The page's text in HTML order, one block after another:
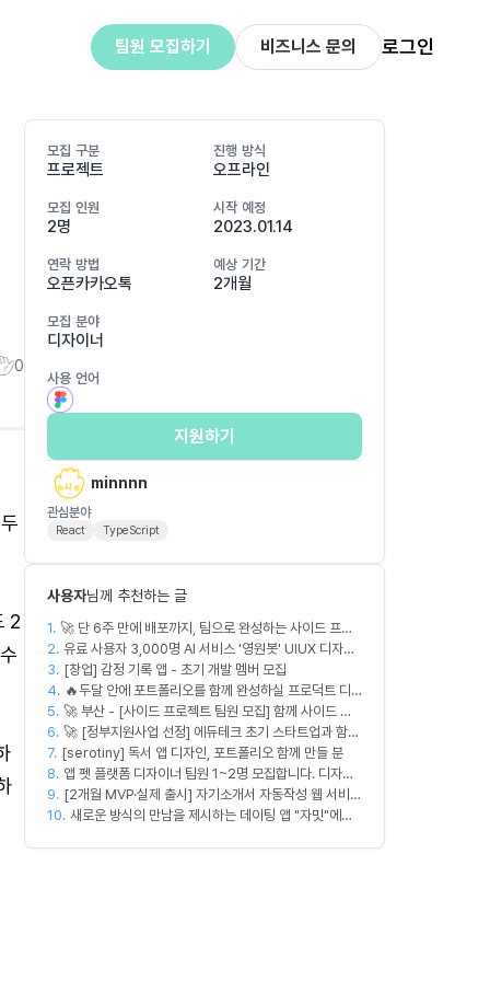
팀원 모집하기 비즈니스 문의 로그인
0
2
모집 구분
프로젝트
진행 방식
오프라인
모집 인원
2명
시작 예정
2023.01.14
연락 방법
오픈카카오톡
예상 기간
2개월
모집 분야
디자이너
사용 언어
지원하기
minnnn
관심분야
React TypeScript
사용자님께 추천하는 글
1. 🚀 단 6주 만에 배포까지, 팀으로 완성하는 사이드 프로
젝트 [스위프 웹 15기] 🚀
2. 유료 사용자 3,000명 AI 서비스 '영원봇' UIUX 디자인
팀원 모집
3. [창업] 감정 기록 앱 - 초기 개발 멤버 모집
4. 🔥두달 안에 포트폴리오를 함께 완성하실 프로덕트 디
자이너를 찾습니다!🔥
5. 🚀 부산 - [사이드 프로젝트 팀원 모집] 함께 사이드 프
로젝트 진행할 팀원 모집합니다. 🚀
6. 🚀 [정부지원사업 선정] 에듀테크 초기 스타트업과 함께
할 디자이너/기획자/마케터 크루 모집합니다!
7. [serotiny] 독서 앱 디자인, 포트폴리오 함께 만들 분
8. 앱 펫 플랫폼 디자이너 팀원 1~2명 모집합니다. 디자인
범위는 한분씩 아바타 디자인,앱 디자인 맡습니다 혼자
서 둘다 하셔도 합니다!
9. [2개월 MVP·실제 출시] 자기소개서 자동작성 웹 서비스
디자이너·프론트엔드·백엔드·AI 엔지니어 모집
10. 새로운 방식의 만남을 제시하는 데이팅 앱 "자밋"에서